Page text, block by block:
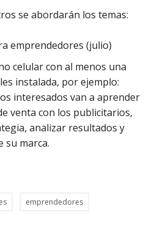
se abordarán los temas:
emprendedores (julio)
celular con al menos una
instalada, por ejemplo:
interesados van a aprender
venta con los publicitarios,
analizar resultados y
su marca.
emprendedores